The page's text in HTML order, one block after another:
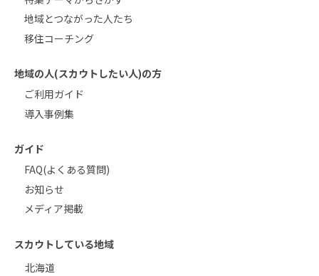
地域とつながった人たち
移住コーチング
地域の人(スカウトしたい人)の方
ご利用ガイド
導入事例集
ガイド
FAQ(よくある質問)
お知らせ
メディア掲載
スカウトしている地域
北海道